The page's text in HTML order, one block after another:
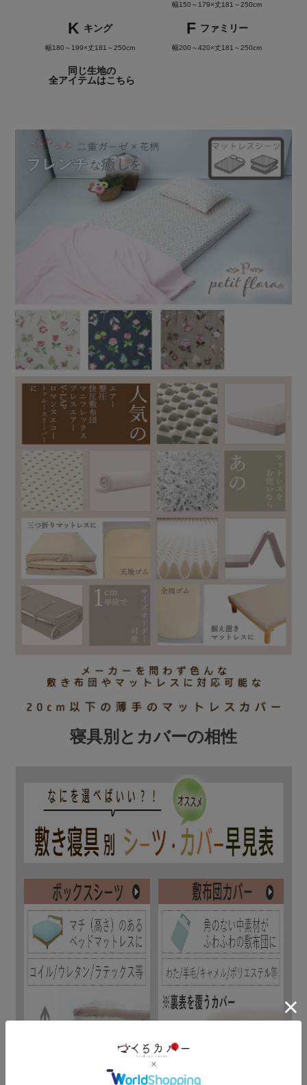
幅150～179×丈181～250cm
K キング
幅180～199×丈181～250cm
F ファミリー
幅200～420×丈181～250cm
同じ生地の
全アイテムはこちら
寝具別とカバーの相性